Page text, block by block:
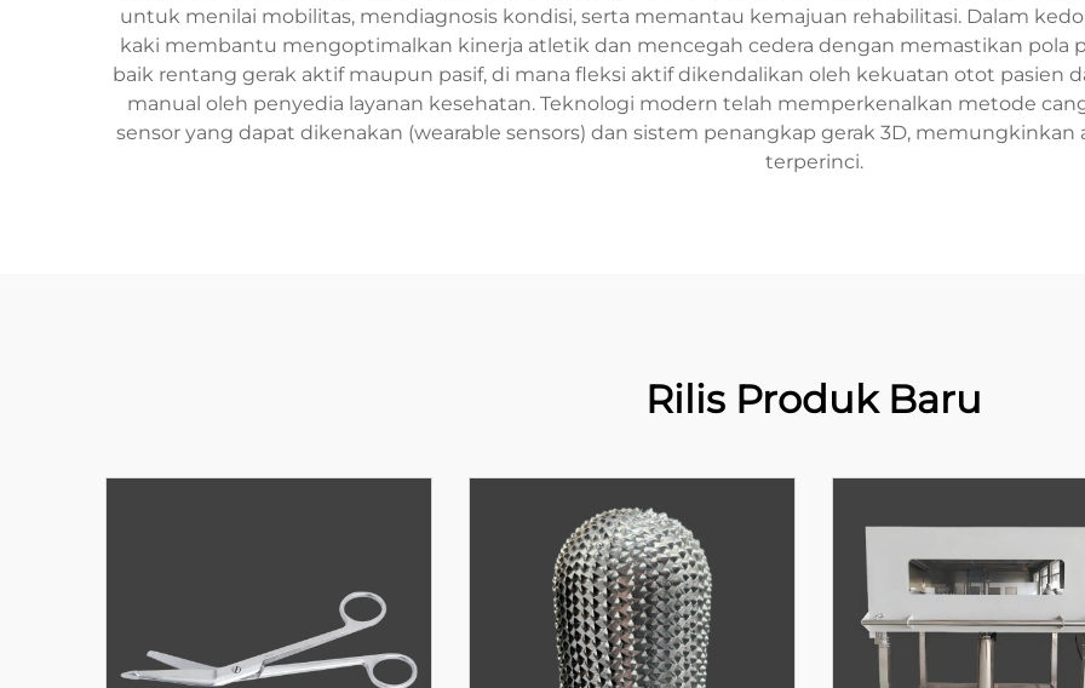
untuk menilai mobilitas, mendiagnosis kondisi, serta memantau kemajuan rehabilitasi. Dalam
kaki membantu mengoptimalkan kinerja atletik dan mencegah cedera dengan memastikan pola
baik rentang gerak aktif maupun pasif, di mana fleksi aktif dikendalikan oleh kekuatan otot pasien
manual oleh penyedia layanan kesehatan. Teknologi modern telah memperkenalkan metode
sensor yang dapat dikenakan (wearable sensors) dan sistem penangkap gerak 3D,
terperinci.
Rilis Produk Baru